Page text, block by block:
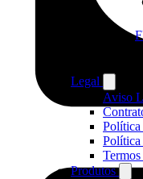
Legal
Aviso
Política
Política
Produtos